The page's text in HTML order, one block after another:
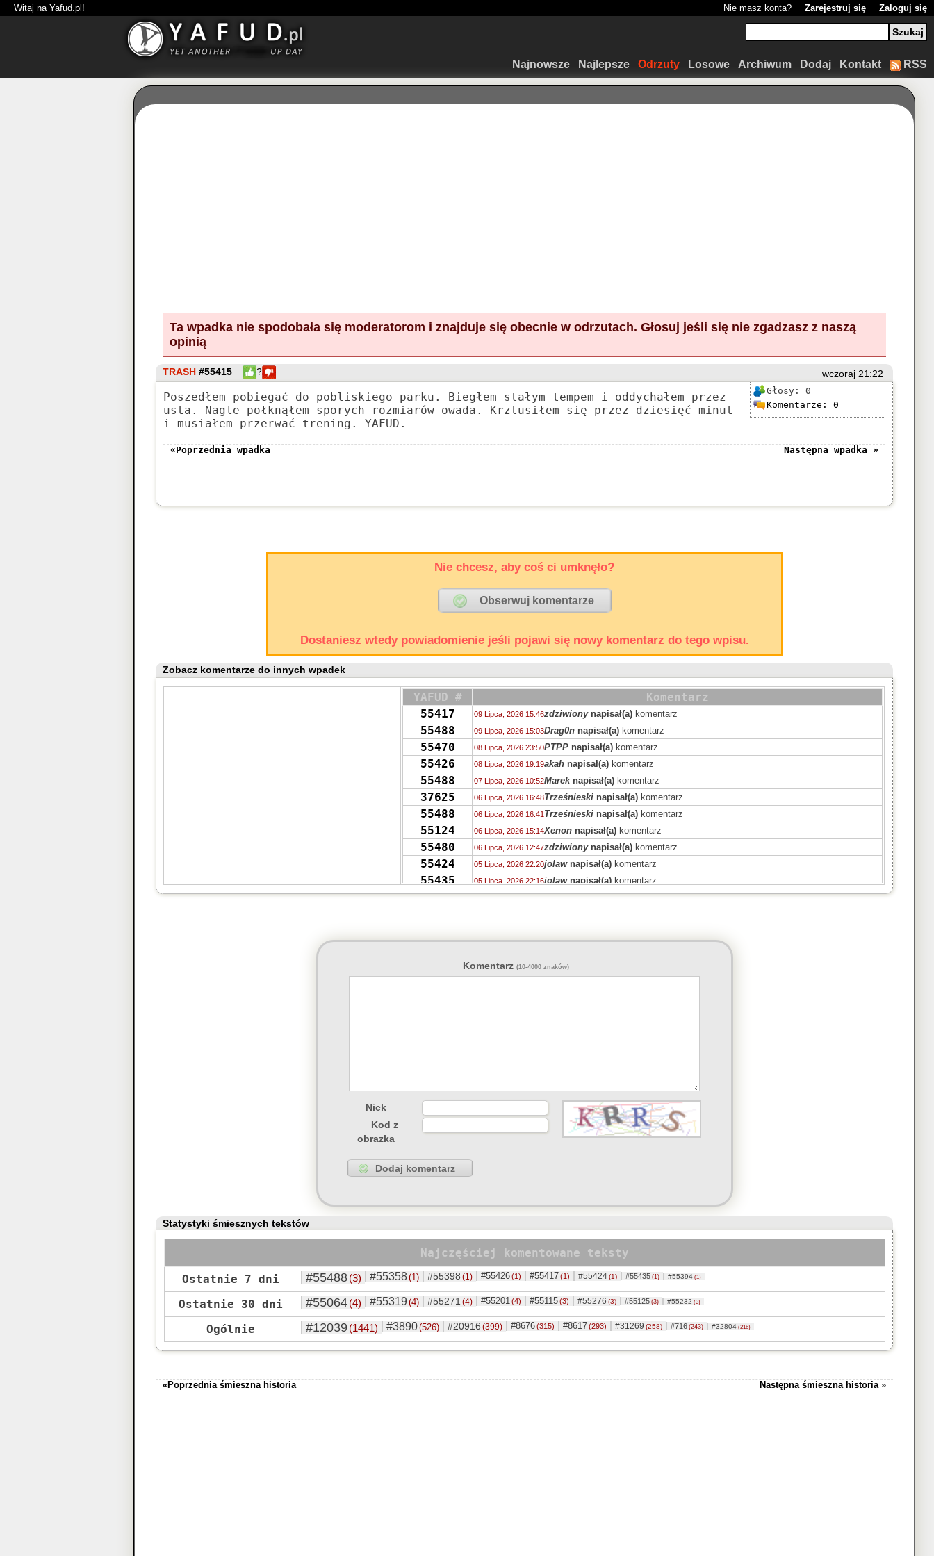
Witaj na Yafud.pl! Nie masz konta? Zarejestruj się Zaloguj się
RSS
Kontakt
Dodaj
Archiwum
Losowe
Odrzuty
Najlepsze
Najnowsze
Ta wpadka nie spodobała się moderatorom i znajduje się obecnie w odrzutach.Głosuj jeśli się nie zgadzasz z naszą
opinią
wczoraj 21:22
TRASH#55415 ?
Głosy: 0
Komentarze: 0
Poszedłem pobiegać do pobliskiego parku. Biegłem stałym tempem i oddychałem przez
usta. Nagle połknąłem sporych rozmiarów owada. Krztusiłem się przez dziesięć minut
i musiałem przerwać trening. YAFUD.
«Poprzednia wpadka Następna wpadka »
Nie chcesz, aby coś ci umknęło?
Dostaniesz wtedy powiadomienie jeśli pojawi się nowy komentarz do tego wpisu.
Zobacz komentarze do innych wpadek
YAFUD #
Komentarz
55417
09 Lipca, 2026 15:46zdziwionynapisał(a) komentarz
55488 09 Lipca, 2026 15:03Drag0n napisał(a) komentarz
55470 08 Lipca, 2026 23:50PTPP napisał(a) komentarz
55426 08 Lipca, 2026 19:19akah napisał(a) komentarz
55488 07 Lipca, 2026 10:52Mareknapisał(a) komentarz
37625 06 Lipca, 2026 16:48Trześnieski napisał(a) komentarz
55488 06 Lipca, 2026 16:41 Trześnieski napisał(a) komentarz
55124 06 Lipca, 2026 15:14Xenon napisał(a) komentarz
55480 06 Lipca, 2026 12:47zdziwionynapisał(a) komentarz
55424 05 Lipca, 2026 22:20jolawnapisał(a) komentarz
55435 05 Lipca, 2026 22:16jolawnapisał(a) komentarz
55398 05 Lipca, 2026 21:21samezrpnapisał(a)komentarz
TRASH
55319 04 Lipca, 2026 15:04Pepponenapisał(a)komentarz
Komentarz (10-4000 znaków)
Nick
Kod z
obrazka
Statystyki śmiesznych tekstów
Najczęściej komentowane teksty
Ostatnie 7 dni
#55488 (3) #55358(1) #55398 (1) #55426 (1) #55417 (1) #55424 (1) #55435 (1) #55394 (1)
Ostatnie 30 dni #55064 (4) #55319 (4) #55271 (4) #55201 (4) #55115 (3) #55276 (3) #55125 (3) #55232 (3)
Ogólnie #12039 (1441) #3890(526) #20916 (399) #8676 (315) #8617 (293) #31269 (258) #716 (243) #32804 (216)
«Poprzednia śmieszna historia Następna śmieszna historia »